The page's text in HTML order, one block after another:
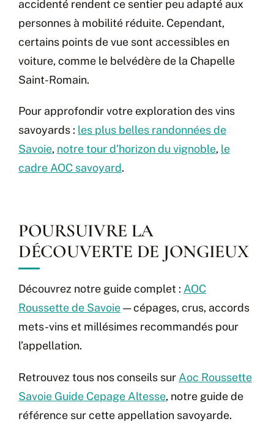
accidenté rendent ce sentier peu adapté aux
personnes à mobilité réduite. Cependant,
certains points de vue sont accessibles en
voiture, comme le belvédère de la Chapelle
Saint-Romain.
Pour approfondir votre exploration des vins
savoyards : les plus belles randonnées de
Savoie, notre tour d’horizon du vignoble, le
cadre AOC savoyard.
POURSUIVRE LA
DÉCOUVERTE DE JONGIEUX
Découvrez notre guide complet : AOC
Roussette de Savoie— cépages, crus, accords
mets-vins et millésimes recommandés pour
l’appellation.
Retrouvez tous nos conseils sur Aoc Roussette
Savoie Guide Cepage Altesse, notre guide de
référence sur cette appellation savoyarde.